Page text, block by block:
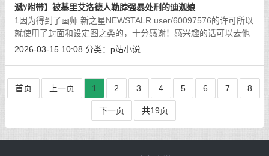
遞ｿ附带】被基里艾洛德人勒脖强暴处刑的迪迦娘
1因为得到了画师 新之星NEWSTALR user/60097576的许可所以
就使用了封面和设定图之类的，十分感谢！感兴趣的话可以去他
主页/b站看看！【大致是上一篇光之星的战士们没用的到的边角
2026-03-15 10:08 分类： p站小说
首页 上一页 1 2 3 4 5 6 7 8
下一页 共19页